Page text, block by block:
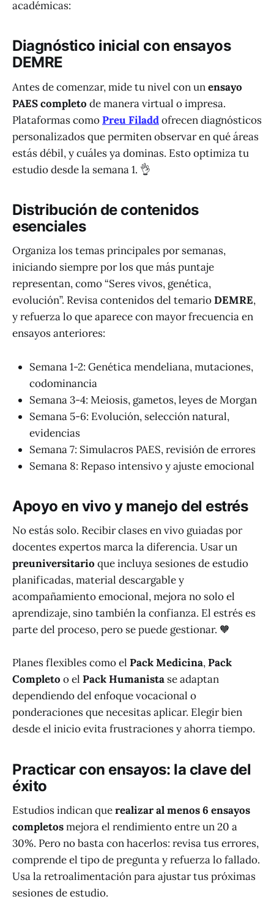
académicas:
Diagnóstico inicial con ensayos
DEMRE
Antes de comenzar, mide tu nivel con unensayo
PAES completo de manera virtual o impresa.
Plataformas comoPreu Filaddofrecen diagnósticos
personalizados que permiten observar en qué áreas
estás débil, y cuáles ya dominas. Esto optimiza tu
estudio desde la semana 1. 👌
Distribución de contenidos
esenciales
Organiza los temas principales por semanas,
iniciando siempre por los que más puntaje
representan, como “Seres vivos, genética,
evolución”. Revisa contenidos del temarioDEMRE,
y refuerza lo que aparece con mayor frecuencia en
ensayos anteriores:
Semana 1-2: Genética mendeliana, mutaciones,
codominancia
Semana 3-4: Meiosis, gametos, leyes de Morgan
Semana 5-6: Evolución, selección natural,
evidencias
Semana 7: Simulacros PAES, revisión de errores
Semana 8: Repaso intensivo y ajuste emocional
Apoyo en vivo y manejo del estrés
No estás solo. Recibir clases en vivo guiadas por
docentes expertos marca la diferencia. Usar un
preuniversitario que incluya sesiones de estudio
planificadas, material descargable y
acompañamiento emocional, mejora no solo el
aprendizaje, sino también la confianza. El estrés es
parte del proceso, pero se puede gestionar. 🧡
Planes flexibles como el Pack Medicina,Pack
Completo o el Pack Humanista se adaptan
dependiendo del enfoque vocacional o
ponderaciones que necesitas aplicar. Elegir bien
desde el inicio evita frustraciones y ahorra tiempo.
Practicar con ensayos: la clave del
éxito
Estudios indican querealizar al menos 6 ensayos
completosmejora el rendimiento entre un 20 a
30%. Pero no basta con hacerlos: revisa tus errores,
comprende el tipo de pregunta y refuerza lo fallado.
Usa la retroalimentación para ajustar tus próximas
sesiones de estudio.